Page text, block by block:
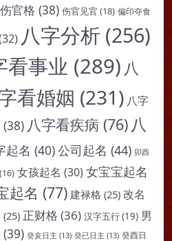
伤官格 (38) 伤官见官 (18) 偏印夺食
八字分析 (256)
看事业 (289) 八
看婚姻 (231) 八字
(38) 八字看疾病 (76) 八
起名 (40)公司起名 (44) 卯酉
(16) 女孩起名 (30) 女宝宝起名
起名 (77) 建禄格 (25) 改名
(25) 正财格 (36) 汉字五行(19) 男
(39) 癸亥日主 (13) 癸已日主 (13) 癸酉日